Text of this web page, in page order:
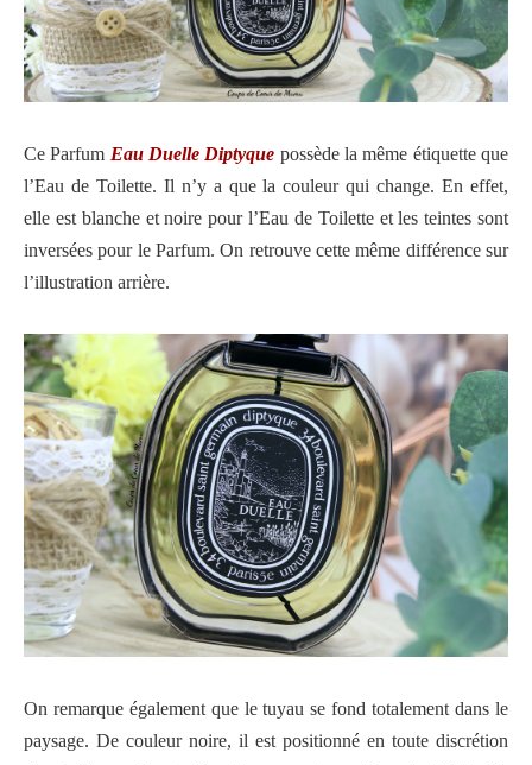
Ce Parfum Eau Duelle Diptyque possède la même étiquette que
l’Eau de Toilette. Il n’y a que la couleur qui change. En effet,
elle est blanche et noire pour l’Eau de Toilette et les teintes sont
inversées pour le Parfum. On retrouve cette même différence sur
l’illustration arrière.
On remarque également que le tuyau se fond totalement dans le
paysage. De couleur noire, il est positionné en toute discrétion